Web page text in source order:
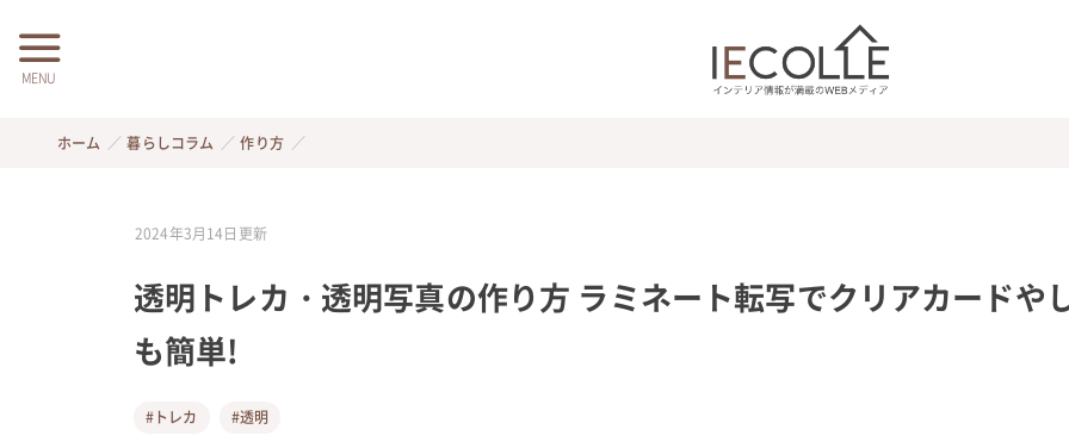
MENU
ホーム 暮らしコラム 作り方
2024年3月14日 更新
透明トレカ・透明写真の作り方 ラミネート転写でクリアカードや
も簡単!
#トレカ #透明